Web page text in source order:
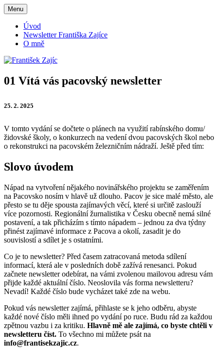
Přejít
k
obsahu
webu
František Zajíc
Menu
Úvod
Newsletter Františka Zajíce
O mně
01 Vítá vás pacovský newsletter
25. 2. 2025
V tomto vydání se dočtete o plánech na využití rabínského domu/
židovské školy, o konkurzech na vedení dvou pacovských škol nebo
o rekonstrukci na pacovském železničním nádraží. Ještě před tím:
Slovo úvodem
Nápad na vytvoření nějakého novinářského projektu se zaměřením
na Pacovsko nosím v hlavě už dlouho. Pacov je sice malé město, ale
přesto se tu děje spousta zajímavých věcí, které si určitě zaslouží
více pozornosti. Regionální žurnalistika v Česku obecně nemá silné
postavení, a tak přicházím s tímto nápadem – jednou za dva týdny
přinést zajímavé informace z Pacova a okolí, zasadit je do
souvislostí a sdílet je s ostatními.
Co je to newsletter? Před časem zatracovaná metoda sdílení
informací, která ale v posledních době zažívá renesanci. Pokud
začnete newsletter odebírat, na vámi zvolenou mailovou adresu vám
přijde každé aktuální číslo. Neoslovila vás forma newsletteru?
Nevadí! Každé číslo bude vycházet také zde na webu.
Pokud vás newsletter zajímá, přihlaste se k jeho odběru, abyste
každé nové číslo měli ihned po vydání po ruce. Budu rád za každou
zpětnou vazbu i za kritiku. Hlavně mě ale zajímá, co byste chtěli v
newsletteru číst. To všechno mi můžete psát na
info@frantisekzajic.cz.